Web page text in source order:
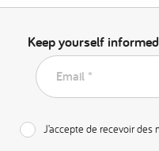
Keep yourself informed
Email *
J’accepte de recevoir